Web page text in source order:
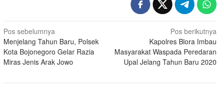
Navigasi
pos
Pos sebelumnya
Menjelang Tahun Baru, Polsek
Kota Bojonegoro Gelar Razia
Miras Jenis Arak Jowo
Pos berikutnya
Kapolres Blora Imbau
Masyarakat Waspada Peredaran
Upal Jelang Tahun Baru 2020